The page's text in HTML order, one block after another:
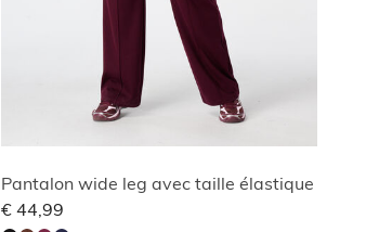
Pantalon wide leg avec taille élastique
€ 44,99